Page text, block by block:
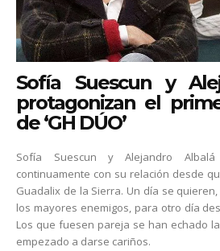
Sofía Suescun y
protagonizan el
de ‘GH DÚO’
Sofía Suescun y Alejandro
continuamente con su relación desde
Guadalix de la Sierra. Un día se
los mayores enemigos, para otro día
Los que fuesen pareja se han echado
empezado a darse cariños.